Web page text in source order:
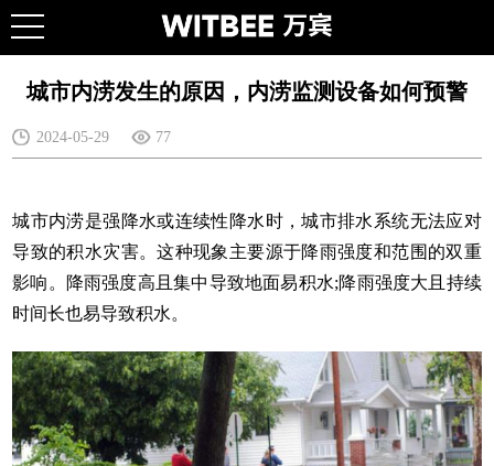
城市内涝发生的原因，内涝监测设备如何预警
2024-05-29 77
城市内涝是强降水或连续性降水时，城市排水系统无法应对
导致的积水灾害。这种现象主要源于降雨强度和范围的双重
影响。降雨强度高且集中导致地面易积水;降雨强度大且持续
时间长也易导致积水。